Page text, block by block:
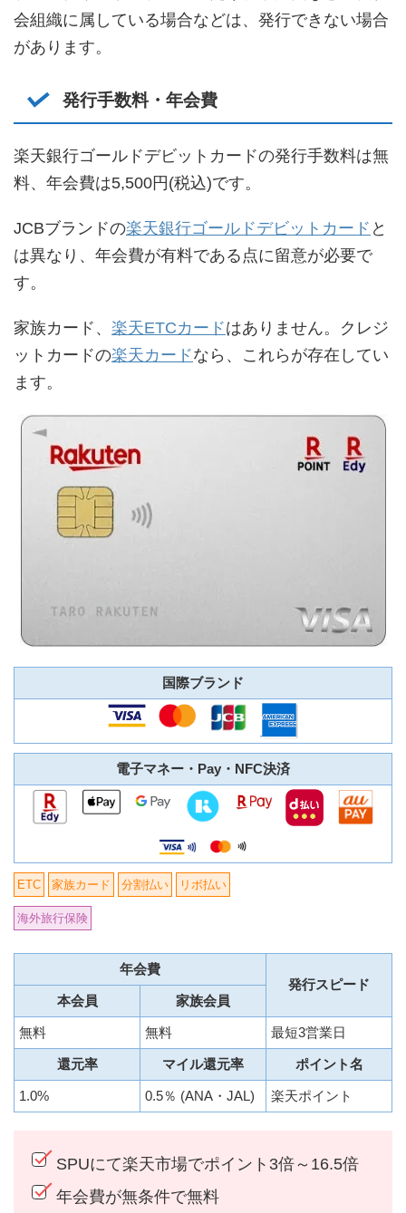
会組織に属している場合などは、発行できない場合
があります。
発行手数料・年会費
楽天銀行ゴールドデビットカードの発行手数料は無
料、年会費は5,500円(税込)です。
JCBブランドの楽天銀行ゴールドデビットカード と
は異なり、年会費が有料である点に留意が必要で
す。
家族カード、 楽天ETCカードはありません。クレジ
ットカードの楽天カードなら、これらが存在してい
ます。
国際ブランド
電子マネー・Pay・NFC決済
ETC 家族カード 分割払い リボ払い
海外旅行保険
年会費
発行スピード
本会員
家族会員
無料 無料 最短3営業日
還元率 マイル還元率 ポイント名
1.0% 0.5％ (ANA・JAL) 楽天ポイント
SPUにて楽天市場でポイント3倍～16.5倍
年会費が無条件で無料